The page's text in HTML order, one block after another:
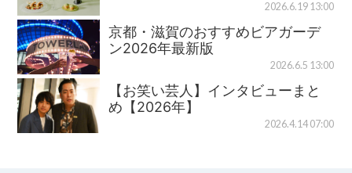
2026.6.19 13:00
京都・滋賀のおすすめビアガーデ
ン2026年最新版
2026.6.5 13:00
【お笑い芸人】インタビューまと
め【2026年】
2026.4.14 07:00